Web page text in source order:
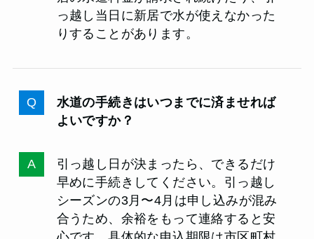
っ越し当日に新居で水が使えなかった
りすることがあります。
水道の手続きはいつまでに済ませれば
よいですか？
引っ越し日が決まったら、できるだけ
早めに手続きしてください。引っ越し
シーズンの3月〜4月は申し込みが混み
合うため、余裕をもって連絡すると安